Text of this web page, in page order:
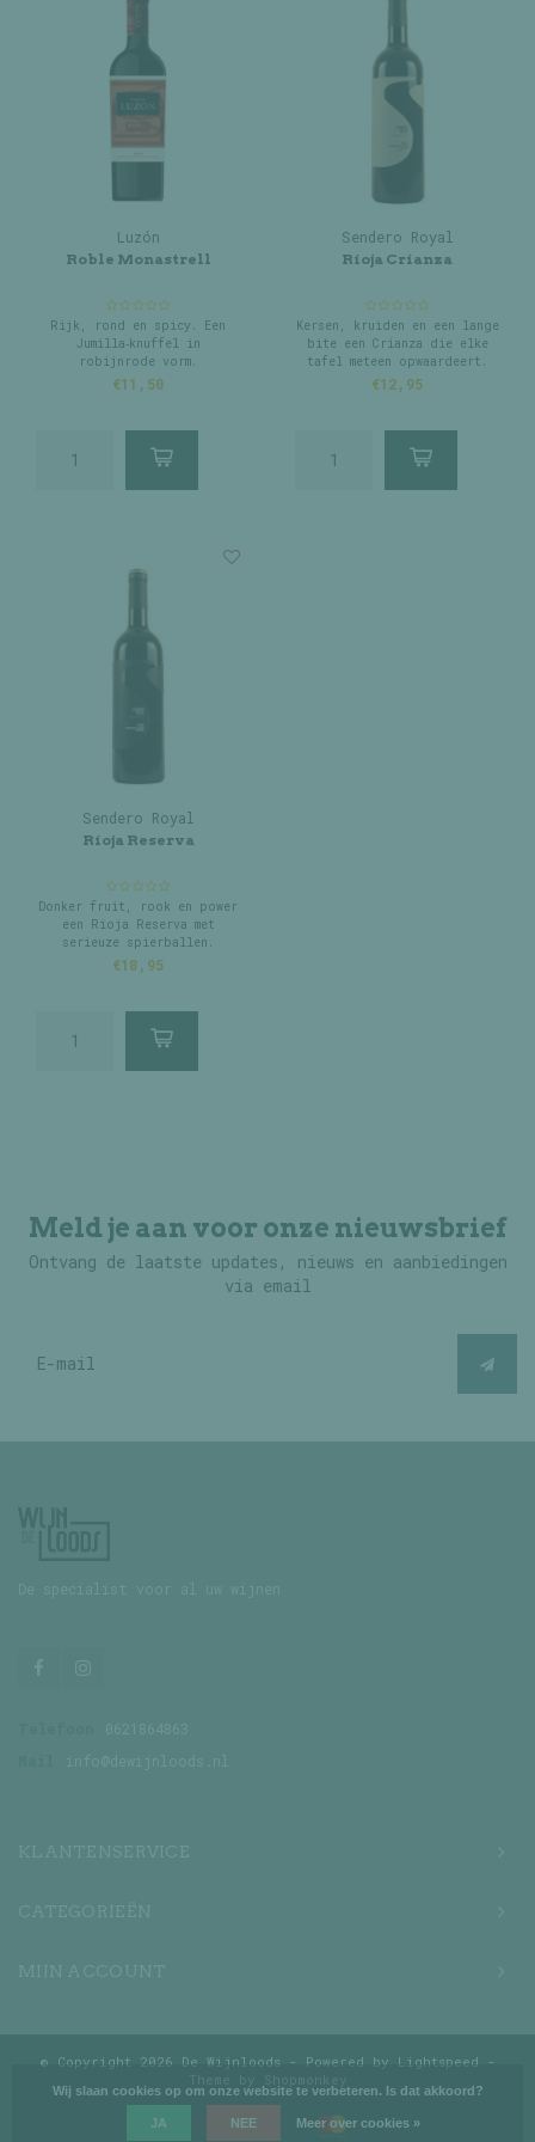
Luzón
Roble Monastrell
Rijk, rond en spicy. Een
Jumilla‑knuffel in
robijnrode vorm.
€11,50
Sendero Royal
Rioja Crianza
Kersen, kruiden en een lange
bite een Crianza die elke
tafel meteen opwaardeert.
€12,95
Sendero Royal
Rioja Reserva
Donker fruit, rook en power
een Rioja Reserva met
serieuze spierballen.
€18,95
Meld je aan voor onze nieuwsbrief
Ontvang de laatste updates, nieuws en aanbiedingen
via email
De specialist voor al uw wijnen
0621864863
info@dewijnloods.nl
KLANTENSERVICE
CATEGORIEËN
MIJN ACCOUNT
© Copyright 2026 De Wijnloods - Powered by Lightspeed -
Wij slaan cookies op om onze website te verbeteren. Is dat akkoord?
JA NEE Meer over cookies »